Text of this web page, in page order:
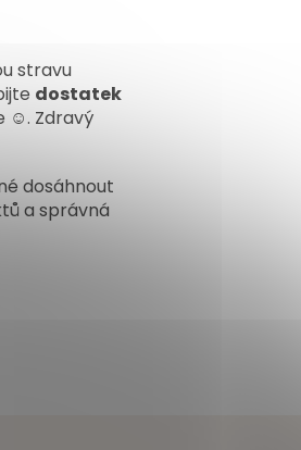
stravu
dostatek
☺. Zdravý
dosáhnout
a správná